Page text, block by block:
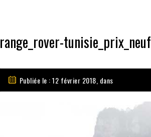
range_rover-tunisie_prix_neuf
Publiée le : 12 février 2018, dans